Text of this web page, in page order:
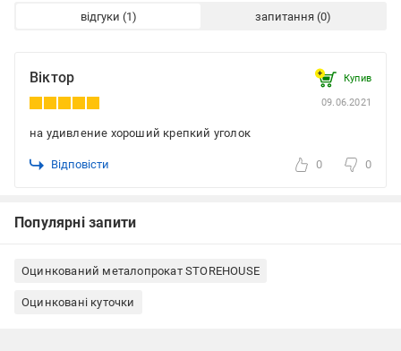
відгуки запитання
Віктор Купив
09.06.2021
на удивление хороший крепкий уголок
Відповісти 0 0
Популярні запити
Оцинкований металопрокат STOREHOUSE
Оцинковані куточки